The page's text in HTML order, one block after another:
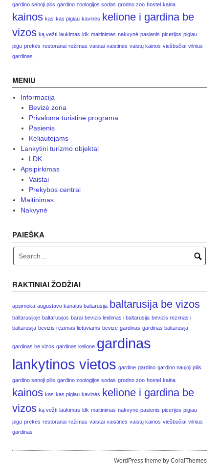
gardino senoji pilis gardino zoologijos sodas grodno zoo hostel kaina
kainos kas kas pigiau kavinės kelione i gardina be
vizos ką vežti laukimas ldk maitinimas nakvynė pasienis picerijos pigiau
pigu prekės restoranai režimas vaistai vaistinės vaistų kainos viešbučiai vilnius
gardinas
MENIU
Informacija
Bevizė zona
Privaloma turistinė programa
Pasienis
Keliautojams
Lankytini turizmo objektai
LDK
Apsipirkimas
Vaistai
Prekybos centrai
Maitinimas
Nakvynė
PAIEŠKA
RAKTINIAI ŽODŽIAI
apsimoka augustavo kanalas baltarusija baltarusija be vizos
baltarusijoje baltarusijos barai bevizis leidimas i baltarusija bevizis rezimas i
baltarusija bevizis rezimas lietuviams bevizė gardinas gardinas baltarusija
gardinas be vizos gardinas kelione gardinas
lankytinos vietos gardine gardino gardino naujoji pilis
gardino senoji pilis gardino zoologijos sodas grodno zoo hostel kaina
kainos kas kas pigiau kavinės kelione i gardina be
vizos ką vežti laukimas ldk maitinimas nakvynė pasienis picerijos pigiau
pigu prekės restoranai režimas vaistai vaistinės vaistų kainos viešbučiai vilnius
gardinas
WordPress theme by CoralThemes